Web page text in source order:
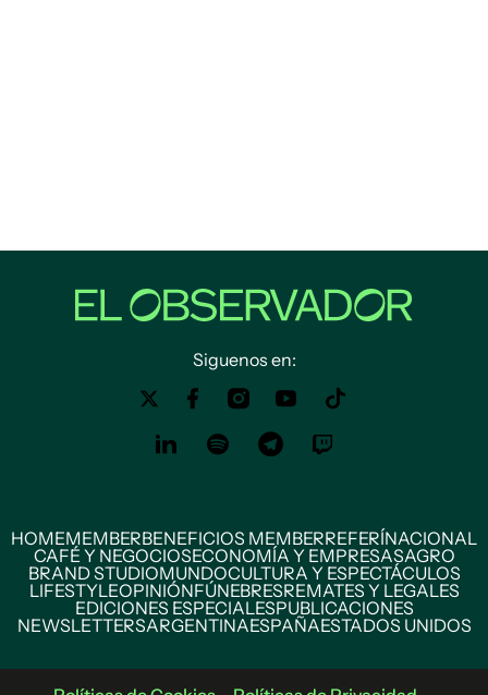
Siguenos en:
HOMEMEMBERBENEFICIOS MEMBERREFERÍNACIONAL
CAFÉ Y NEGOCIOSECONOMÍA Y EMPRESASAGRO
BRAND STUDIOMUNDOCULTURA Y ESPECTÁCULOS
LIFESTYLEOPINIÓNFÚNEBRESREMATES Y LEGALES
EDICIONES ESPECIALESPUBLICACIONES
NEWSLETTERSARGENTINAESPAÑAESTADOS UNIDOS